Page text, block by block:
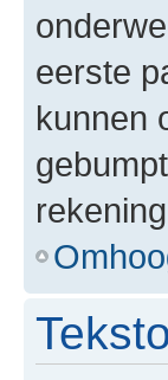
eerste
kunnen